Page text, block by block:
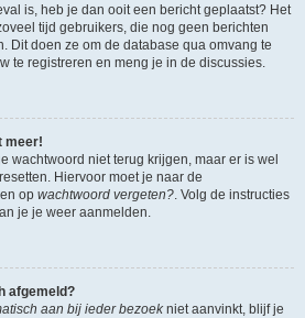
is, heb je dan ooit een bericht geplaatst? Het
tijd gebruikers, die nog geen berichten
Dit doen ze om de database qua omvang te
te registreren en meng je in de discussies.
meer!
wachtwoord niet terug krijgen, maar er is wel
Hiervoor moet je naar de
op wachtwoord vergeten?. Volg de instructies
je je weer aanmelden.
afgemeld?
aan bij ieder bezoekniet aanvinkt, blijf je